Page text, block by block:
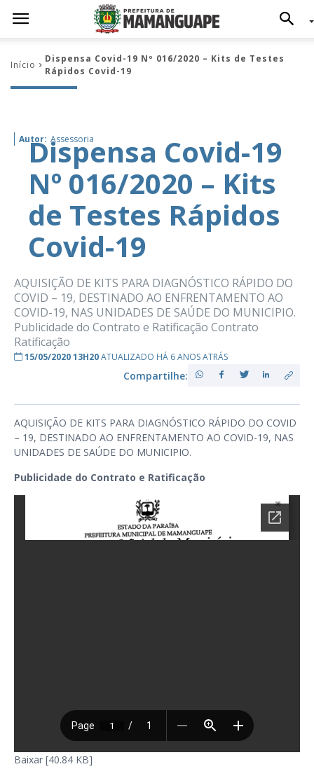
Início
Dispensa Covid-19 Nº 016/2020 – Kits de Testes
Rápidos Covid-19
Autor: Assessoria
Dispensa Covid-19
Nº 016/2020 – Kits
de Testes Rápidos
Covid-19
AQUISIÇÃO DE KITS PARA DIAGNÓSTICO RÁPIDO DO
COVID – 19, DESTINADO AO ENFRENTAMENTO AO
COVID-19, NAS UNIDADES DE SAÚDE DO MUNICIPIO.
Publicidade do Contrato e Ratificação Contrato
Ratificação
15/05/2020 13H20ATUALIZADO HÁ 6 ANOS ATRÁS
Compartilhe:
AQUISIÇÃO DE KITS PARA DIAGNÓSTICO RÁPIDO DO COVID
– 19, DESTINADO AO ENFRENTAMENTO AO COVID-19, NAS
UNIDADES DE SAÚDE DO MUNICIPIO.
Publicidade do Contrato e Ratificação
Baixar [40.84 KB]